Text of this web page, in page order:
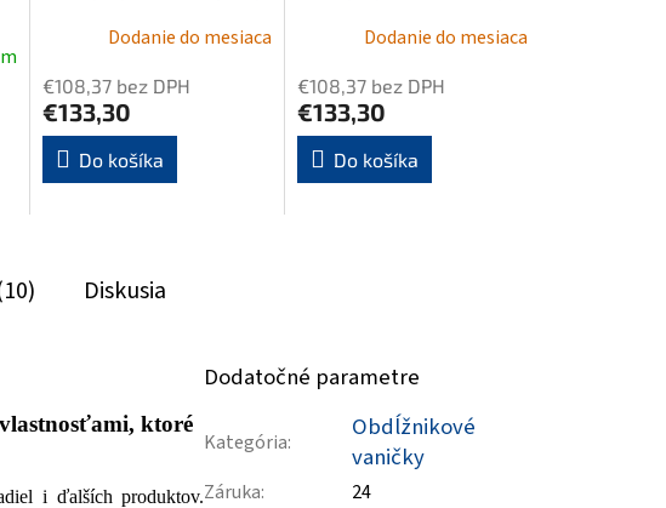
Dodanie do mesiaca
€108,37 bez DPH
€133,30
Do košíka
Dodanie do mesiaca
€108,37 bez DPH
€133,30
Do košíka
Diskusia
ktoré
i ďalších produktov.
Dodatočné parametre
Kategória:
Obdĺžnikové
vaničky
Záruka:
24